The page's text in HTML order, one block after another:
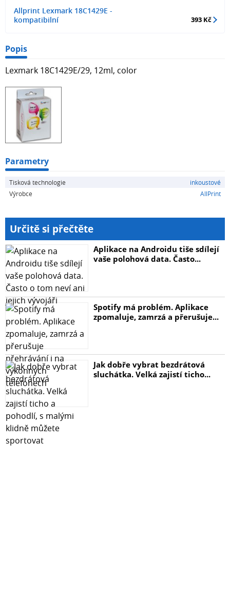
Allprint Lexmark 18C1429E -
kompatibilní
393 Kč
Popis
Lexmark 18C1429E/29, 12ml, color
Parametry
Tisková technologie
inkoustové
Výrobce
AllPrint
Určitě si přečtěte
Aplikace na Androidu tiše sdílejí
vaše polohová data. Často...
Spotify má problém. Aplikace
zpomaluje, zamrzá a přerušuje...
Jak dobře vybrat bezdrátová
sluchátka. Velká zajistí ticho...